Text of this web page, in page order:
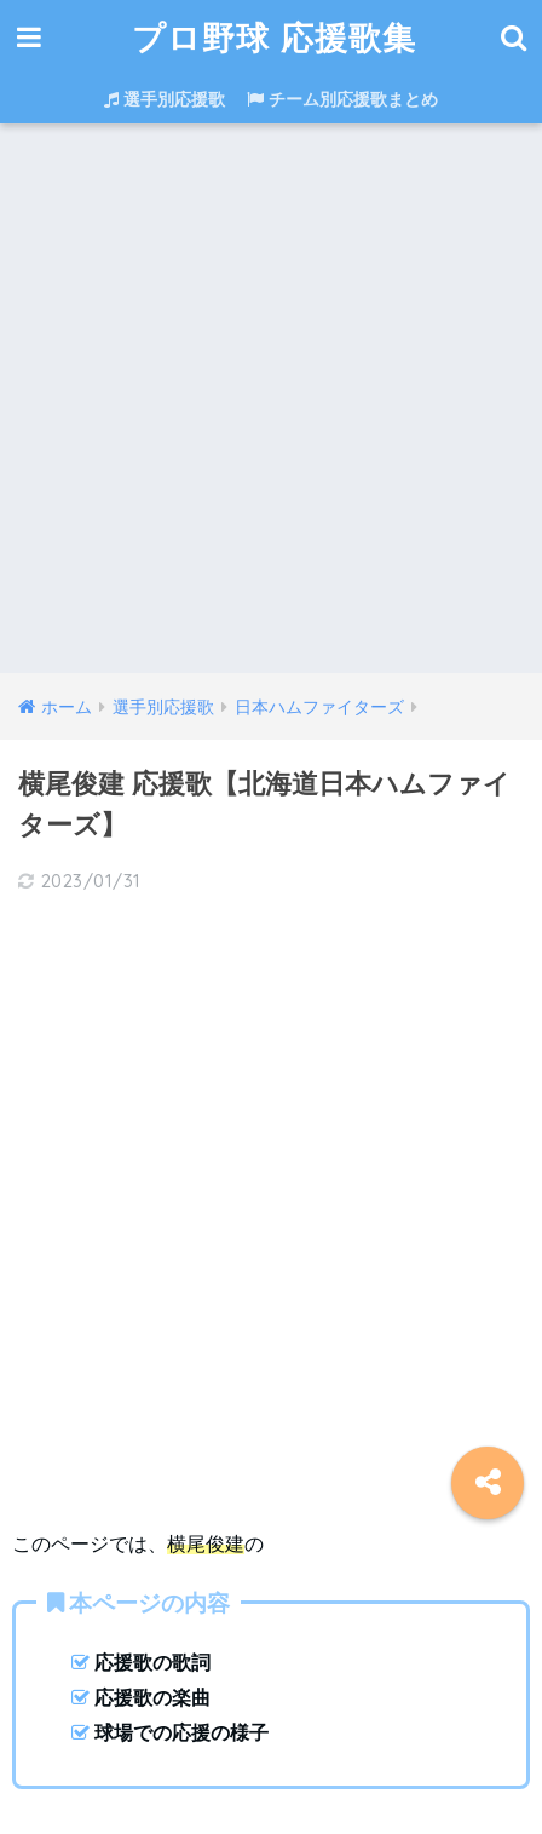
プロ野球 応援歌集
選手別応援歌 チーム別応援歌まとめ
ホーム 選手別応援歌 日本ハムファイターズ
横尾俊建 応援歌【北海道日本ハムファイ
ターズ】
2023/01/31
このページでは、 横尾俊建の
本ページの内容
応援歌の歌詞
応援歌の楽曲
球場での応援の様子